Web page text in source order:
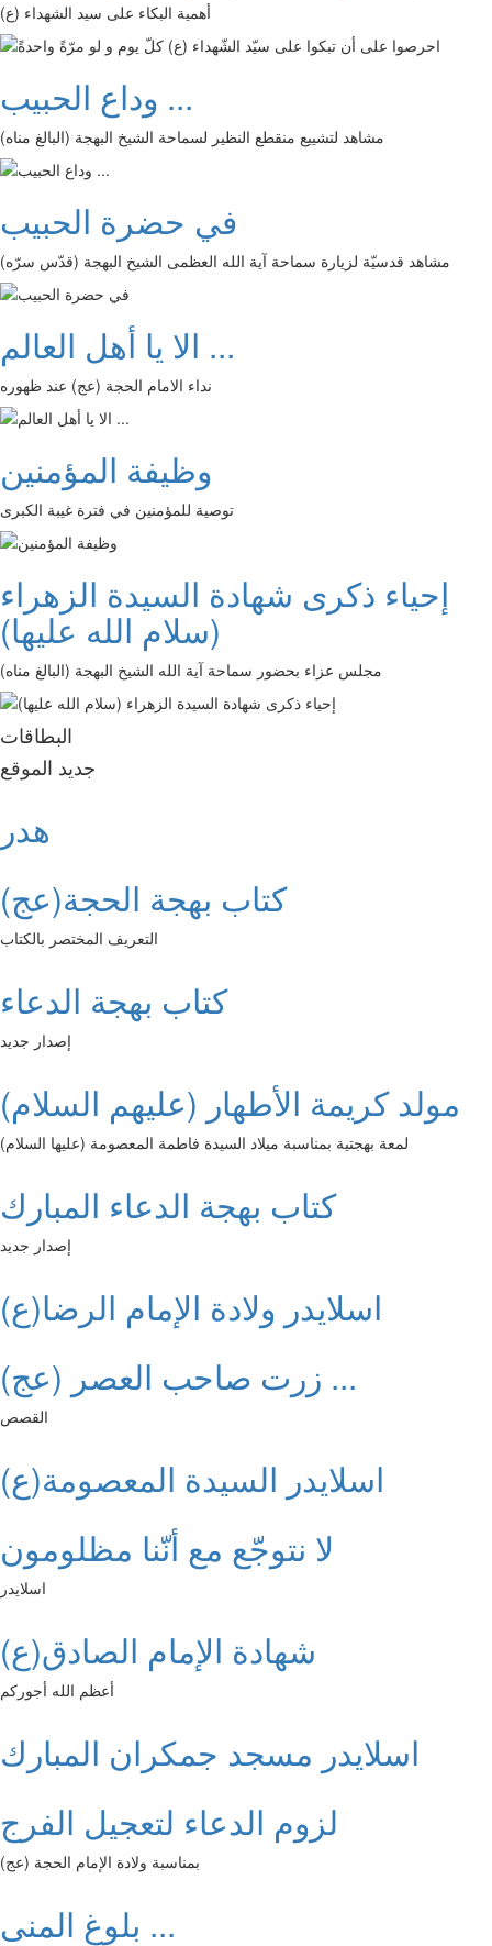
أهمية البكاء على سيد الشهداء (ع)
وداع الحبيب ...
مشاهد لتشييع منقطع النظير لسماحة الشيخ البهجة (البالغ مناه)
في حضرة الحبيب
مشاهد قدسيّة لزيارة سماحة آية الله العظمى الشيخ البهجة (قدّس سرّه)
الا يا أهل العالم ...
نداء الامام الحجة (عج) عند ظهوره
وظيفة المؤمنين
توصية للمؤمنين في فترة غيبة الكبرى
إحياء ذكرى شهادة السيدة الزهراء
(سلام الله عليها)
مجلس عزاء بحضور سماحة آية الله الشيخ البهجة (البالغ مناه)
البطاقات
جديد الموقع
هدر
كتاب بهجة الحجة(عج)
التعريف المختصر بالكتاب
كتاب بهجة الدعاء
إصدار جديد
مولد كريمة الأطهار (عليهم السلام)
لمعة بهجتية بمناسبة ميلاد السيدة فاطمة المعصومة (عليها السلام)
كتاب بهجة الدعاء المبارك
إصدار جديد
اسلايدر ولادة الإمام الرضا(ع)
زرت صاحب العصر (عج) ...
القصص
اسلايدر السيدة المعصومة(ع)
لا نتوجّع مع أنّنا مظلومون
اسلايدر
شهادة الإمام الصادق(ع)
أعظم الله أجوركم
اسلايدر مسجد جمكران المبارك
لزوم الدعاء لتعجيل الفرج
بمناسبة ولادة الإمام الحجة (عج)
بلوغ المنى ...